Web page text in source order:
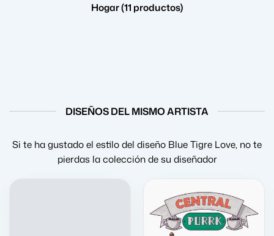
Hogar (11 productos)
DISEÑOS DEL MISMO ARTISTA
Si te ha gustado el estilo del diseño Blue Tigre Love, no te
pierdas la colección de su diseñador